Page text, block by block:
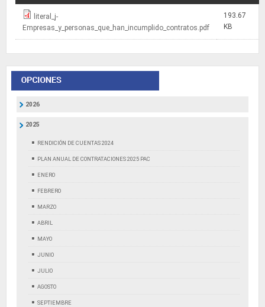
literal_j-
Empresas_y_personas_que_han_incumplido_contratos.pdf
193.67
KB
2026
2025
RENDICIÓN DE CUENTAS 2024
PLAN ANUAL DE CONTRATACIONES 2025 PAC
ENERO
FEBRERO
MARZO
ABRIL
MAYO
JUNIO
JULIO
AGOSTO
SEPTIEMBRE